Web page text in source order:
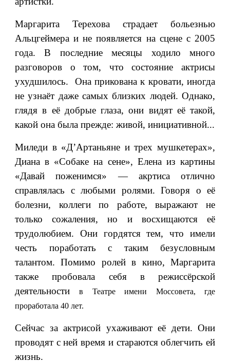
Маргарита Терехова страдает больезнью
Альцгеймера и не появляется на сцене с 2005
года. В последние месяцы ходило много
разговоров о том, что состояние актрисы
ухудшилось. Она прикована к кровати, иногда
не узнаёт даже самых близких людей. Однако,
глядя в её добрые глаза, они видят её такой,
какой она была прежде: живой, инициативной...
Миледи в «Д’Артаньяне и трех мушкетерах»,
Диана в «Собаке на сене», Елена из картины
«Давай поженимся» — акртиса отлично
справлялась с любыми ролями. Говоря о её
болезни, коллеги по работе, выражают не
только сожаления, но и восхищаются её
трудолюбием. Они гордятся тем, что имели
честь поработать с таким безусловным
талантом. Помимо ролей в кино, Маргарита
также пробовала себя в режиссёрской
деятельностив Театре имени Моссовета, где
проработала 40 лет.
Сейчас за актрисой ухаживают её дети. Они
проводят с ней время и стараются облегчить ей
жизнь.